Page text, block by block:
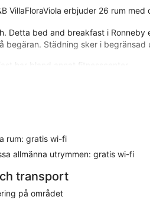
VillaFloraViola erbjuder 26 rum
Detta bed and breakfast i
begäran. Städning sker i begränsad
har bland annat fitnesscenter.
finns antingen tillgängliga på
parkering.
tillgänglig dagligen mellan 08.00
rum: gratis wi-fi
allmänna utrymmen: gratis wi-fi
transport
på området